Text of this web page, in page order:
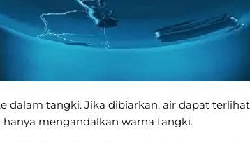
tangki. Jika dibiarkan, air dapat
mengandalkan warna tangki.